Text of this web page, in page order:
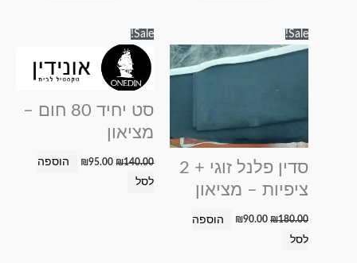
Sale!
סדין פלנל זוגי + 2
ציפיות – מציאון
₪180.00
המקורי
היה:
₪180.00.
₪90.00
הנוכחי
הוא:
₪90.00.
הוספה
לסל
Sale!
סט יחיד 80 חום –
מציאון
₪140.00
היה:
₪140.00.
₪95.00
₪95.00.
הוספה
לסל